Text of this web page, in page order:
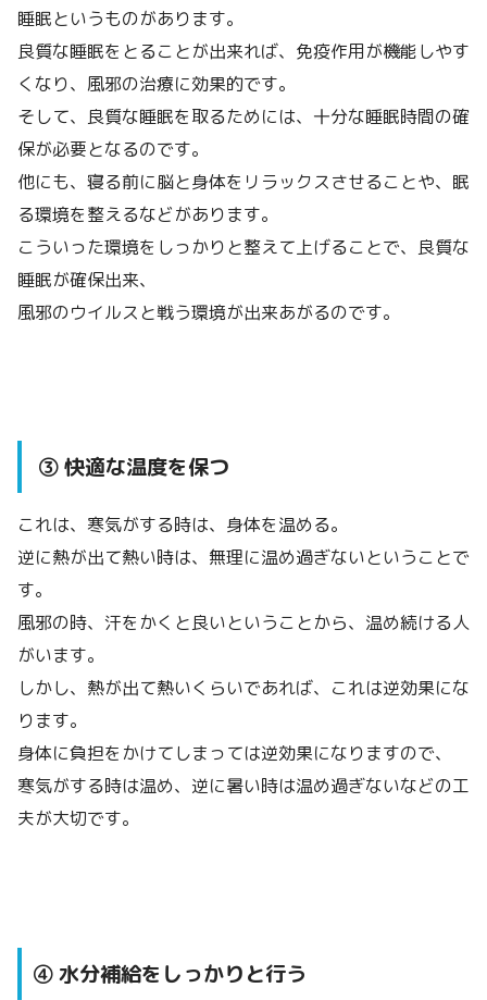
睡眠というものがあります。
良質な睡眠をとることが出来れば、免疫作用が機能しやす
くなり、風邪の治療に効果的です。
そして、良質な睡眠を取るためには、十分な睡眠時間の確
保が必要となるのです。
他にも、寝る前に脳と身体をリラックスさせることや、眠
る環境を整えるなどがあります。
こういった環境をしっかりと整えて上げることで、良質な
睡眠が確保出来、
風邪のウイルスと戦う環境が出来あがるのです。
③ 快適な温度を保つ
これは、寒気がする時は、身体を温める。
逆に熱が出て熱い時は、無理に温め過ぎないということで
す。
風邪の時、汗をかくと良いということから、温め続ける人
がいます。
しかし、熱が出て熱いくらいであれば、これは逆効果にな
ります。
身体に負担をかけてしまっては逆効果になりますので、
寒気がする時は温め、逆に暑い時は温め過ぎないなどの工
夫が大切です。
④ 水分補給をしっかりと行う